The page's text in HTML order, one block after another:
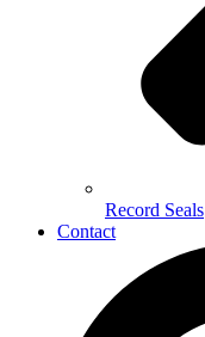
Record Seals
Contact